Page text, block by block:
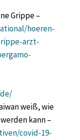
Grippe –
hoeren-
arzt-
weiß, wie
kann –
covid-19-